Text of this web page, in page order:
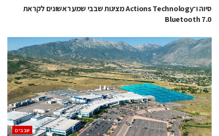
סיוה ו־Actions Technology מציגות שבבי שמע ראשונים לקראת
Bluetooth 7.0
‫שבבים‬